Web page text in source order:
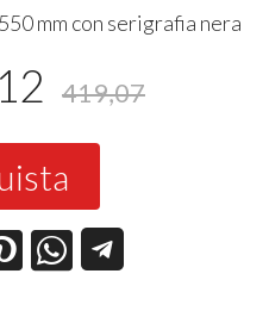
mm con serigrafia nera
419,07